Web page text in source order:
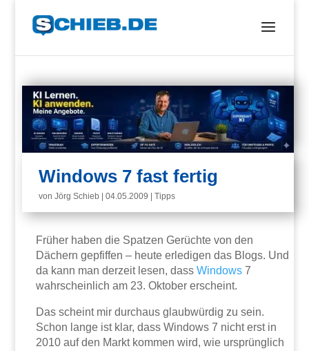
Windows 7 fast fertig
vonJörg Schieb |04.05.2009 |Tipps
Früher haben die Spatzen Gerüchte von den
Dächern gepfiffen – heute erledigen das Blogs. Und
da kann man derzeit lesen, dassWindows 7
wahrscheinlich am 23. Oktober erscheint.
Das scheint mir durchaus glaubwürdig zu sein.
Schon lange ist klar, dass Windows 7 nicht erst in
2010 auf den Markt kommen wird, wie ursprünglich